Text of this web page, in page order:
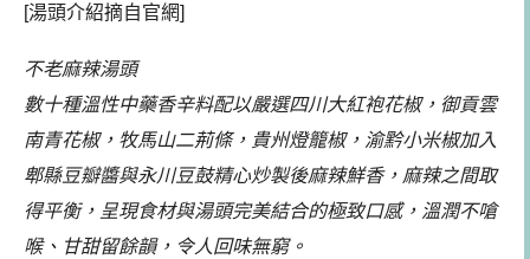
[湯頭介紹摘自官網]
不老麻辣湯頭
數十種溫性中藥香辛料配以嚴選四川大紅袍花椒，御貢雲
南青花椒，牧馬山二荊條，貴州燈籠椒，渝黔小米椒加入
郫縣豆瓣醬與永川豆鼓精心炒製後麻辣鮮香，麻辣之間取
得平衡，呈現食材與湯頭完美結合的極致口感，溫潤不嗆
喉、甘甜留餘韻，令人回味無窮。